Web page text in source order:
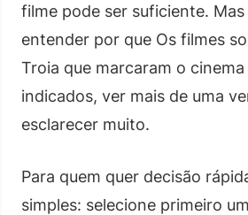
filme pode ser suficiente.
entender por que Os filmes
Troia que marcaram o
indicados, ver mais de uma
esclarecer muito.
Para quem quer decisão
simples: selecione primeiro